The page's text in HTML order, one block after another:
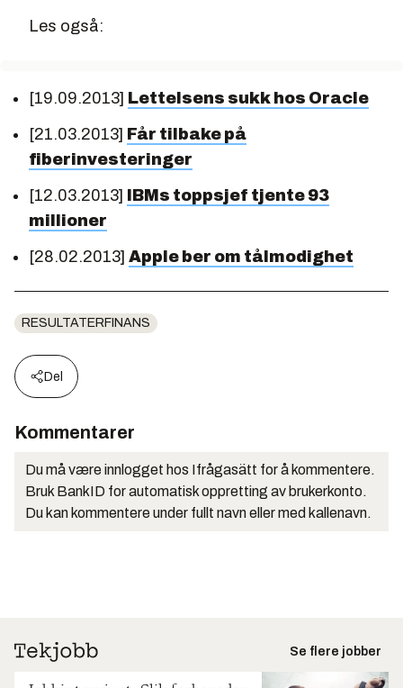
Les også:
[19.09.2013] Lettelsens sukk hos Oracle
[21.03.2013] Får tilbake på
fiberinvesteringer
[12.03.2013]
IBMs toppsjef tjente 93
millioner
[28.02.2013] Apple ber om tålmodighet
RESULTATERFINANS
Del
Kommentarer
Du må være innlogget hos Ifrågasätt for å kommentere.
Bruk BankID for automatisk oppretting av brukerkonto.
Du kan kommentere under fullt navn eller med kallenavn.
Se flere jobber